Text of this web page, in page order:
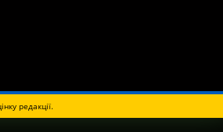
редакції.